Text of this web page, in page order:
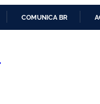
COMUNICA BR